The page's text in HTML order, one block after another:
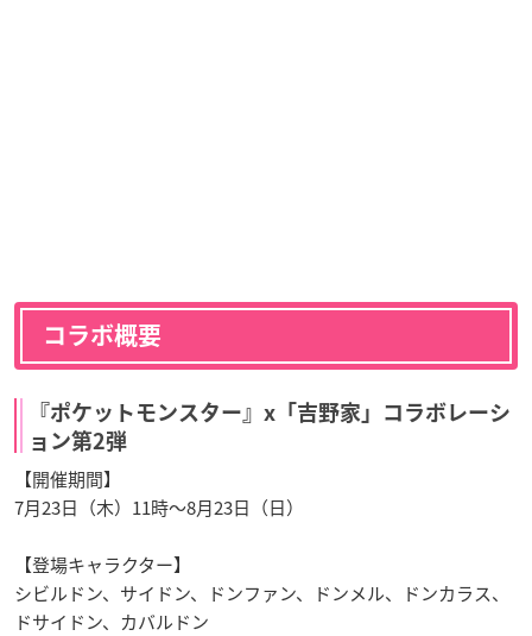
コラボ概要
『ポケットモンスター』x「吉野家」コラボレーシ
ョン第2弾
【開催期間】
7月23日（木）11時〜8月23日（日）
【登場キャラクター】
シビルドン、サイドン、ドンファン、ドンメル、ドンカラス、
ドサイドン、カバルドン